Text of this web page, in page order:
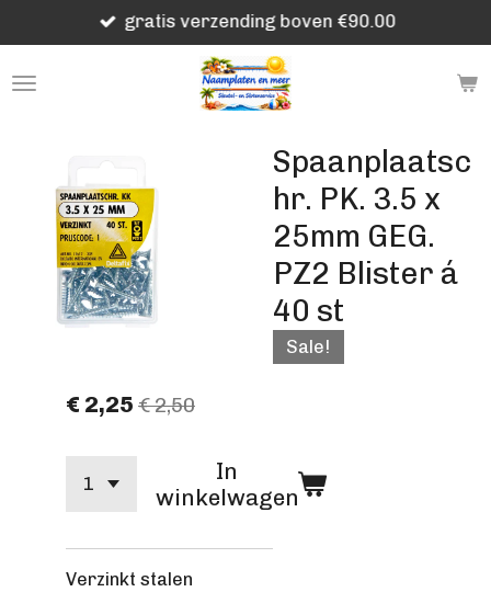
direct
naar
gratis verzending boven €90.00
Spaanplaatsc
hr. PK. 3.5 x
25mm GEG.
PZ2 Blister á
40 st
Sale!
€ 2,25 € 2,50
In
winkelwagen
Verzinkt stalen